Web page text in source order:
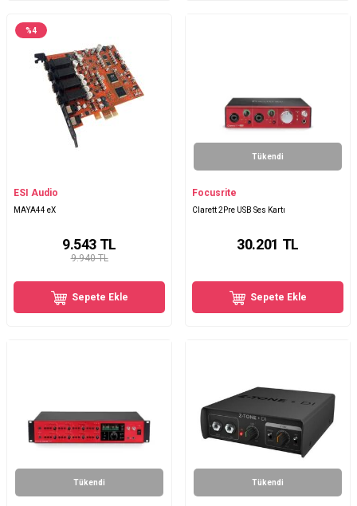
%4
ESI Audio
MAYA44 eX
9.940 TL
9.543 TL
Sepete Ekle
Tükendi
Focusrite
Clarett 2Pre USB Ses Kartı
30.201 TL
Sepete Ekle
Tükendi Tükendi